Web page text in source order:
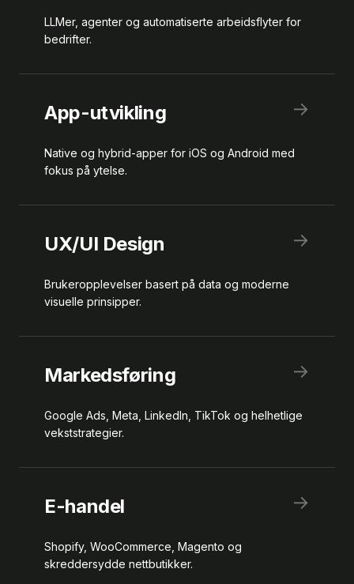
LLMer, agenter og automatiserte arbeidsflyter for
bedrifter.
App-utvikling →
Native og hybrid-apper for iOS og Android med
fokus på ytelse.
UX/UI Design →
Brukeropplevelser basert på data og moderne
visuelle prinsipper.
Markedsføring →
Google Ads, Meta, LinkedIn, TikTok og helhetlige
vekststrategier.
E-handel →
Shopify, WooCommerce, Magento og
skreddersydde nettbutikker.